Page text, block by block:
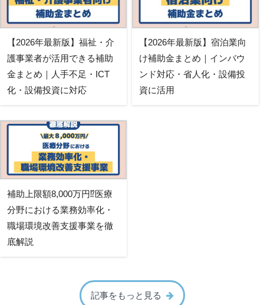
【2026年最新版】福祉・介
護事業者が活用できる補助
金まとめ｜人手不足・ICT
化・設備投資に対応
【2026年最新版】宿泊業向
け補助金まとめ｜インバウ
ンド対応・省人化・設備投
資に活用
補助上限額8,000万円⁉医療
分野における業務効率化・
職場環境改善支援事業を徹
底解説
記事をもっと見る